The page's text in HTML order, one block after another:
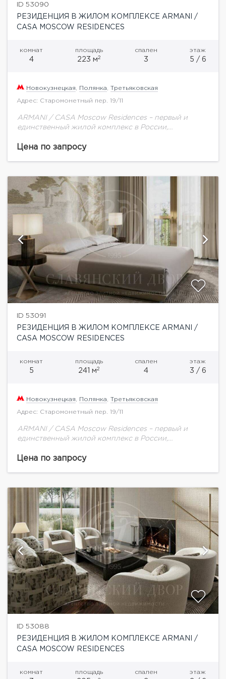
ID 53090
РЕЗИДЕНЦИЯ В ЖИЛОМ КОМПЛЕКСЕ ARMANI /
CASA MOSCOW RESIDENCES
комнат
4
площадь
223 м2
спален
3
этаж
5 / 6
Новокузнецкая Полянка Третьяковская
Адрес: Старомонетный пер. 19/11
ARMANI / CASA Moscow Residences – первый и
единственный жилой комплекс в России,
Стиль и эстетика легендарного итальянского
Цена по запросу
ID 53091
РЕЗИДЕНЦИЯ В ЖИЛОМ КОМПЛЕКСЕ ARMANI /
CASA MOSCOW RESIDENCES
комнат
5
площадь
241 м2
спален
4
этаж
3 / 6
Новокузнецкая Полянка Третьяковская
Адрес: Старомонетный пер. 19/11
ARMANI / CASA Moscow Residences – первый и
единственный жилой комплекс в России,
Стиль и эстетика легендарного итальянского
Цена по запросу
ID 53088
РЕЗИДЕНЦИЯ В ЖИЛОМ КОМПЛЕКСЕ ARMANI /
CASA MOSCOW RESIDENCES
комнат площадь спален этаж